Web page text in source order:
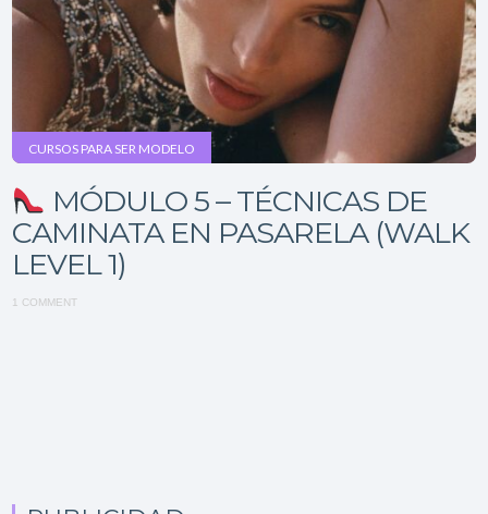
CURSOS PARA SER MODELO
MÓDULO 5 – TÉCNICAS DE
CAMINATA EN PASARELA (WALK
LEVEL 1)
1 COMMENT